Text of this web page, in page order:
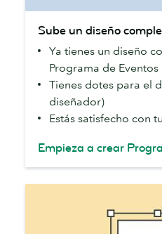
diseño
completo
si…
Sube un diseño
Ya tienes un diseño
Programa de Eventos
Tienes dotes para el
diseñador)
Estás satisfecho con
Empieza a crear